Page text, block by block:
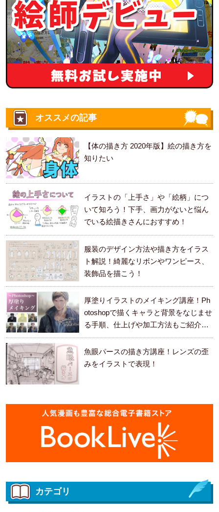
オススメの記事
【体の描き方 2020年版】絵の描き方を
知りたい
イラストの「上手さ」や「絵柄」につ
いて知ろう！下手、画力がないと悩ん
でいる絵描きさんにおすすめ！
服装のデザイン方法や描き方をイラス
ト解説！綺麗なリボンやワンピース、
装飾品を描こう！
厚塗りイラストのメイキング講座！Ph
otoshopで描くキャラと背景をなじませ
る手順、仕上げや加工方法もご紹介し
ます。
魚眼パースの描き方講座！レンズの歪
みをイラストで表現！
カテゴリ